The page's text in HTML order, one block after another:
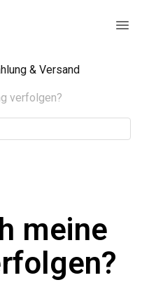
& Versand
verfolgen?
meine